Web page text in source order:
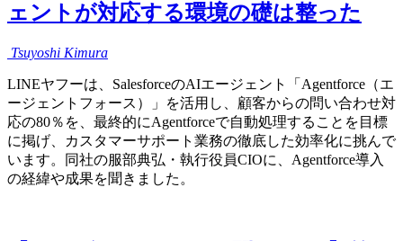
ェントが対応する環境の礎は整った
Tsuyoshi Kimura
LINEヤフーは、SalesforceのAIエージェント「Agentforce（エ
ージェントフォース）」を活用し、顧客からの問い合わせ対
応の80％を、最終的にAgentforceで自動処理することを目標
に掲げ、カスタマーサポート業務の徹底した効率化に挑んで
います。同社の服部典弘・執行役員CIOに、Agentforce導入
の経緯や成果を聞きました。